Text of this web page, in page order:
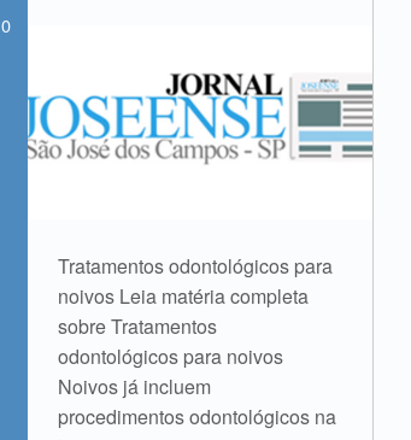
Tratamentos odontológicos para
noivos Leia matéria completa
sobre Tratamentos
odontológicos para noivos
Noivos já incluem
procedimentos odontológicos na
0